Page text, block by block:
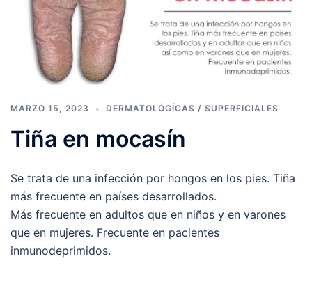
MARZO 15, 2023 DERMATOLÓGÍCAS / SUPERFICIALES
Tiña en mocasín
Se trata de una infección por hongos en los pies. Tiña
más frecuente en países desarrollados.
Más frecuente en adultos que en niños y en varones
que en mujeres. Frecuente en pacientes
inmunodeprimidos.